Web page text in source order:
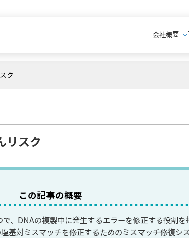
会社概要
ク
リスク
この記事の概要
、DNAの複製中に発生するエラーを修正する役割を
対ミスマッチを修正するためのミスマッチ修復シ